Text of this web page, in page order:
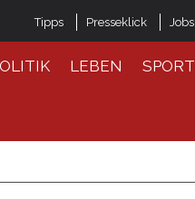
Tipps Presseklick Jobs
LEBEN SPORT